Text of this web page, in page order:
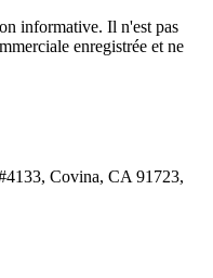
informative. Il n'est pas
enregistrée et ne
Covina, CA 91723,